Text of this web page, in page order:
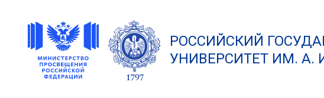
РОССИЙСКИЙ
УНИВЕРСИТЕТ ИМ. А.